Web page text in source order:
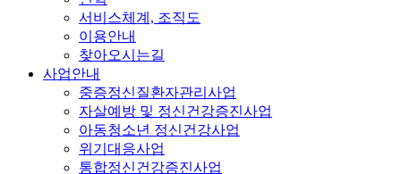
서비스체계, 조직도
이용안내
찾아오시는길
사업안내
중증정신질환자관리사업
자살예방 및 정신건강증진사업
아동청소년 정신건강사업
위기대응사업
통합정신건강증진사업